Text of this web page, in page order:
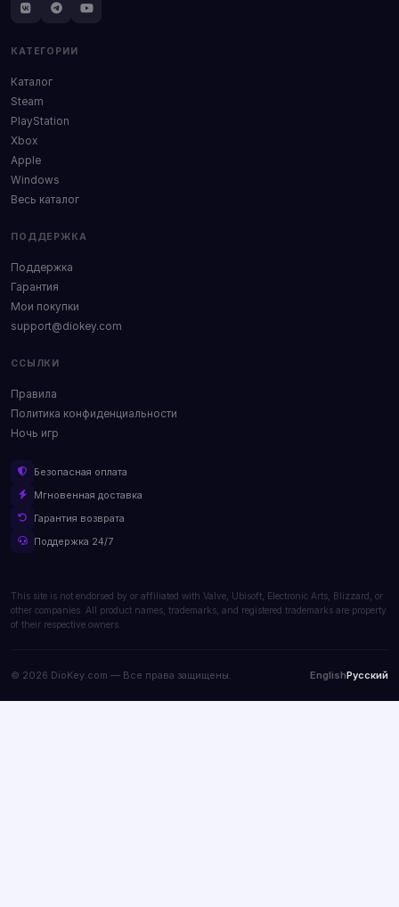
КАТЕГОРИИ
Каталог
Steam
PlayStation
Xbox
Apple
Windows
Весь каталог
ПОДДЕРЖКА
Поддержка
Гарантия
Мои покупки
support@diokey.com
ССЫЛКИ
Правила
Политика конфиденциальности
Ночь игр
Безопасная оплата
Мгновенная доставка
Гарантия возврата
Поддержка 24/7
This site is not endorsed by or affiliated with Valve, Ubisoft, Electronic Arts, Blizzard, or
other companies. All product names, trademarks, and registered trademarks are property
of their respective owners.
© 2026 DioKey.com — Все права защищены. EnglishРусский